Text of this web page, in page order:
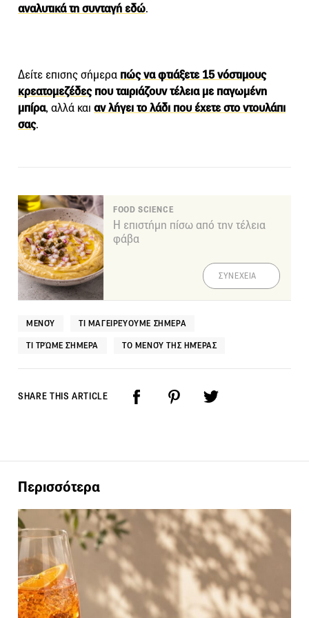
αναλυτικά τη συνταγή εδώ.
Δείτε επισης σήμερα πώς να φτιάξετε 15 νόστιμους
κρεατομεζέδεςπου ταιριάζουν τέλεια με παγωμένη
μπίρα, αλλά και αν λήγει το λάδι που έχετε στο ντουλάπι
σας.
FOOD SCIENCE
Η επιστήμη πίσω από την τέλεια
φάβα
ΣΥΝΕΧΕΙΑ
ΜΕΝΟΎ ΤΙ ΜΑΓΕΙΡΕΎΟΥΜΕ ΣΉΜΕΡΑ
ΤΙ ΤΡΏΜΕ ΣΉΜΕΡΑ ΤΟ ΜΕΝΟΎ ΤΗΣ ΗΜΈΡΑΣ
SHARE THIS ARTICLE
Περισσότερα